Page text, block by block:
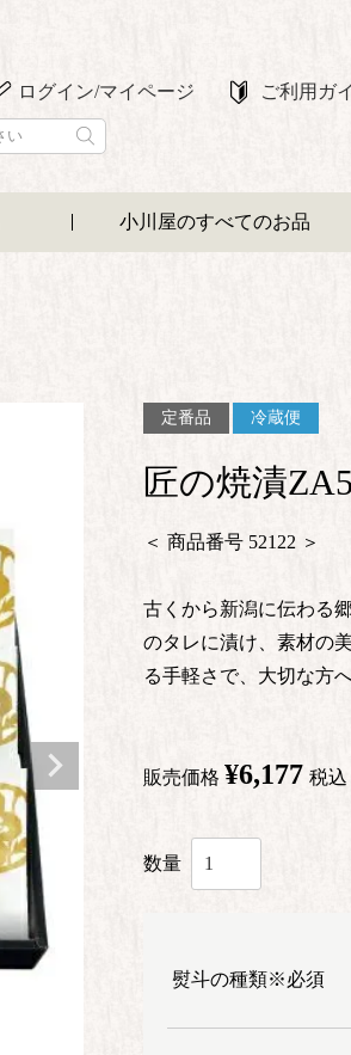
ログイン/マイページ ご利用ガ
小川屋のすべてのお品
定番品 冷蔵便
匠の焼漬
商品番号 52122
古くから新潟に伝わる
のタレに漬け、素材の
る手軽さで、大切な方
販売価格 ¥6,177 税込
熨斗の種類※必須